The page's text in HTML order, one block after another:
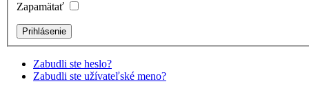
Zapamätať
Zabudli ste heslo?
Zabudli ste užívateľské meno?